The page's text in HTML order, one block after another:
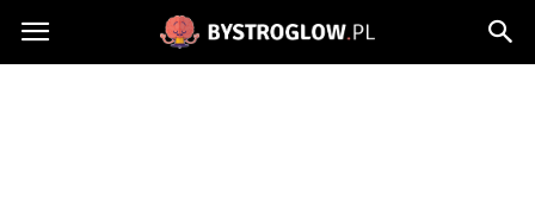
Bystroglow.pl